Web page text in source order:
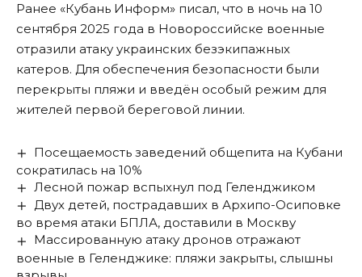
Ранее «Кубань Информ» писал, что в ночь на 10
сентября 2025 года в Новороссийске военные
отразили атаку украинских безэкипажных
катеров. Для обеспечения безопасности были
перекрыты пляжи и введён особый режим для
жителей первой береговой линии.
Посещаемость заведений общепита на Кубани
сократилась на 10%
Лесной пожар вспыхнул под Геленджиком
Двух детей, пострадавших в Архипо-Осиповке
во время атаки БПЛА, доставили в Москву
Массированную атаку дронов отражают
военные в Геленджике: пляжи закрыты, слышны